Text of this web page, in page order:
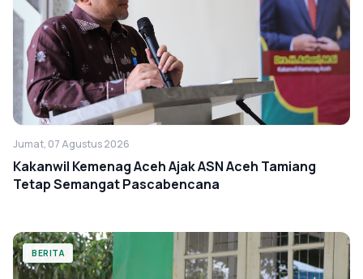
Jumat, 07 Agustus 2026
Kakanwil Kemenag Aceh Ajak ASN Aceh Tamiang
Tetap Semangat Pascabencana
BERITA